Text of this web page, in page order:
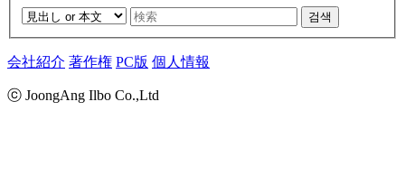
검색
会社紹介 著作権 PC版 個人情報
ⓒ JoongAng Ilbo Co.,Ltd